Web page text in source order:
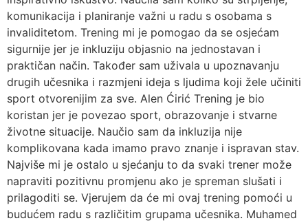
komunikacija i planiranje važni u radu s osobama s
invaliditetom. Trening mi je pomogao da se osjećam
sigurnije jer je inkluziju objasnio na jednostavan i
praktičan način. Također sam uživala u upoznavanju
drugih učesnika i razmjeni ideja s ljudima koji žele učiniti
sport otvorenijim za sve. Alen Ćirić Trening je bio
koristan jer je povezao sport, obrazovanje i stvarne
životne situacije. Naučio sam da inkluzija nije
komplikovana kada imamo pravo znanje i ispravan stav.
Najviše mi je ostalo u sjećanju to da svaki trener može
napraviti pozitivnu promjenu ako je spreman slušati i
prilagoditi se. Vjerujem da će mi ovaj trening pomoći u
budućem radu s različitim grupama učesnika. Muhamed